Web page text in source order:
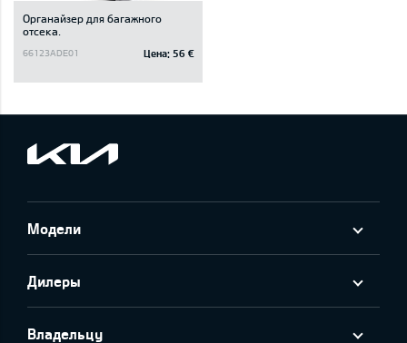
Oрганайзер для багажного
отсека.
66123ADE01 Цена: 56 €
Модели
Дилеры
Владельцу